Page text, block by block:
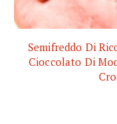
Semifreddo Di
Cioccolato Di